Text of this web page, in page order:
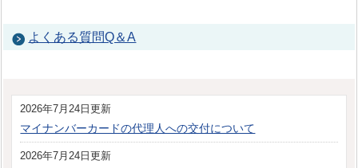
よくある質問Q＆A
2026年7月24日更新
マイナンバーカードの代理人への交付について
2026年7月24日更新